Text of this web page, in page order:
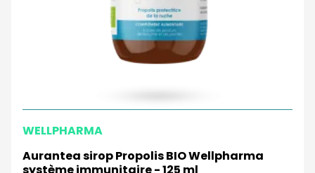
WELLPHARMA
Aurantea sirop Propolis BIO Wellpharma